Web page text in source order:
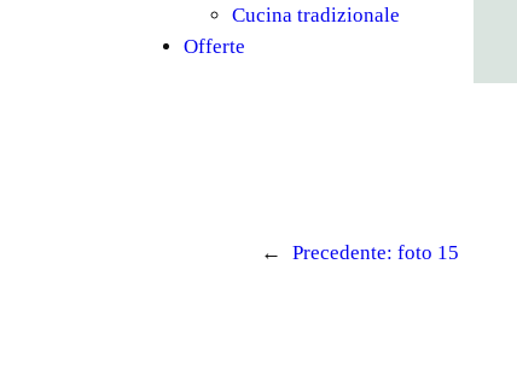
Cucina tradizionale
Offerte
← Precedente: foto 15